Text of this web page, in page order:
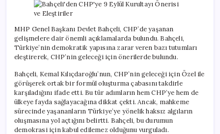
Önerisi
için
MHP Genel Başkanı Devlet Bahçeli, CHP’de yaşanan
gelişmelere dair önemli açıklamalarda bulundu. Bahçeli,
Türkiye’nin demokratik yapısına zarar veren bazı tutumları
eleştirerek, CHP’nin geleceği için önerilerde bulundu.
Bahçeli, Kemal Kılıçdaroğlu’nun, CHP’nin geleceği için Özel ile
görüşerek ortak bir formül oluşturma çabasını takdirle
karşıladığını ifade etti. Bu tür adımların hem CHP’ye hem de
ülkeye fayda sağlayacağına dikkat çekti. Ancak, mahkeme
sürecinde yaşananların Türkiye’ye yönelik haksız algıların
oluşmasına yol açtığını belirtti. Bahçeli, bu durumun
demokrasi için kabul edilemez olduğunu vurguladı.